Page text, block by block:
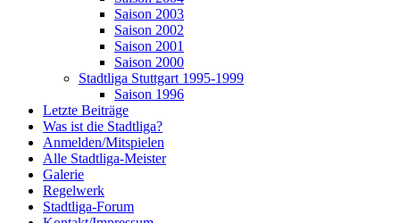
Saison 2003
Saison 2002
Saison 2001
Saison 2000
Stadtliga Stuttgart 1995-1999
Saison 1996
Letzte Beiträge
Was ist die Stadtliga?
Anmelden/Mitspielen
Alle Stadtliga-Meister
Galerie
Regelwerk
Stadtliga-Forum